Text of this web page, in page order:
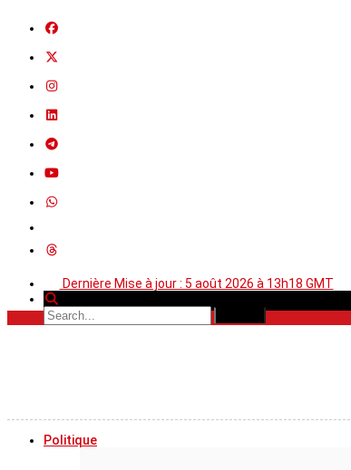
Dernière Mise à jour : 5 août 2026 à 13h18 GMT
Politique